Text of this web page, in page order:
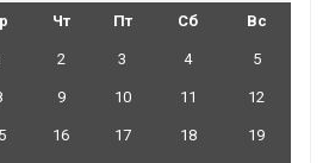
Чт Пт Сб Вс
2 3 4 5
9 10 11 12
16 17 18 19